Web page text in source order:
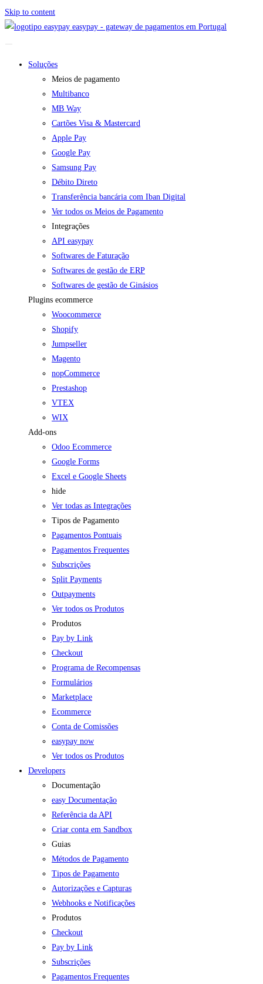
Skip to content
easypay - gateway de pagamentos em Portugal
Soluções
Meios de pagamento
Multibanco
MB Way
Cartões Visa & Mastercard
Apple Pay
Google Pay
Samsung Pay
Débito Direto
Transferência bancária com Iban Digital
Ver todos os Meios de Pagamento
Integrações
API easypay
Softwares de Faturação
Softwares de gestão de ERP
Softwares de gestão de Ginásios
Plugins ecommerce
Woocommerce
Shopify
Jumpseller
Magento
nopCommerce
Prestashop
VTEX
WIX
Add-ons
Odoo Ecommerce
Google Forms
Excel e Google Sheets
hide
Ver todas as Integrações
Tipos de Pagamento
Pagamentos Pontuais
Pagamentos Frequentes
Subscrições
Split Payments
Outpayments
Ver todos os Produtos
Produtos
Pay by Link
Checkout
Programa de Recompensas
Formulários
Marketplace
Ecommerce
Conta de Comissões
easypay now
Ver todos os Produtos
Developers
Documentação
easy Documentação
Referência da API
Criar conta em Sandbox
Guias
Métodos de Pagamento
Tipos de Pagamento
Autorizações e Capturas
Webhooks e Notificações
Produtos
Checkout
Pay by Link
Subscrições
Pagamentos Frequentes